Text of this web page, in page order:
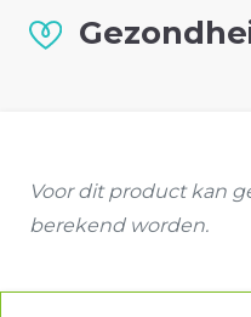
Voor dit product kan
berekend worden.